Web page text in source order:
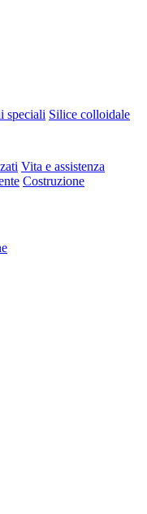
speciali Silice colloidale
Vita e assistenza
Costruzione